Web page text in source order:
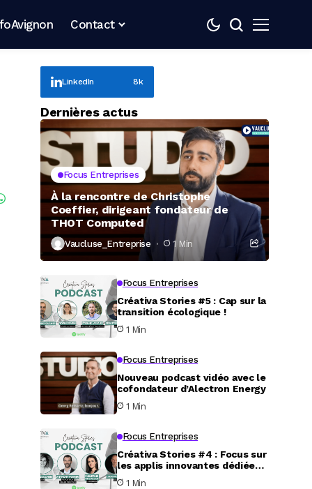
Contact
LinkedIn 8k
Dernières actus
Focus Entreprises
À la rencontre de Christophe
Coeffier, dirigeant fondateur de
THOT Computed
Vaucluse_Entreprise 1 Min
Focus Entreprises
Créativa Stories #5 : Cap sur la
transition écologique !
1 Min
Focus Entreprises
Nouveau podcast vidéo avec le
cofondateur d’Alectron Energy
1 Min
Focus Entreprises
Créativa Stories #4 : Focus sur
les applis innovantes dédiées
au service aux particuliers
1 Min